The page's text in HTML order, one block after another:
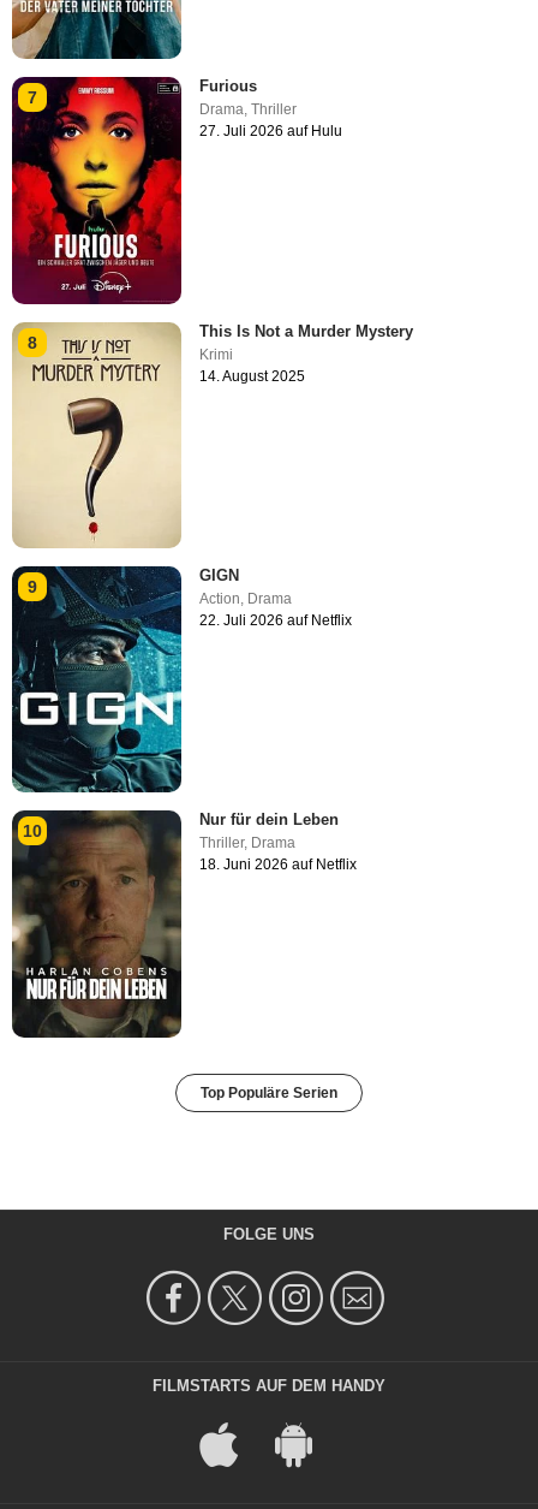
7
Furious
Drama,Thriller
27. Juli 2026 auf Hulu
8
This Is Not a Murder Mystery
Krimi
14. August 2025
9
GIGN
Action, Drama
22. Juli 2026 auf Netflix
10
Nur für dein Leben
Thriller, Drama
18. Juni 2026 auf Netflix
Top Populäre Serien
FOLGE UNS
FILMSTARTS AUF DEM HANDY